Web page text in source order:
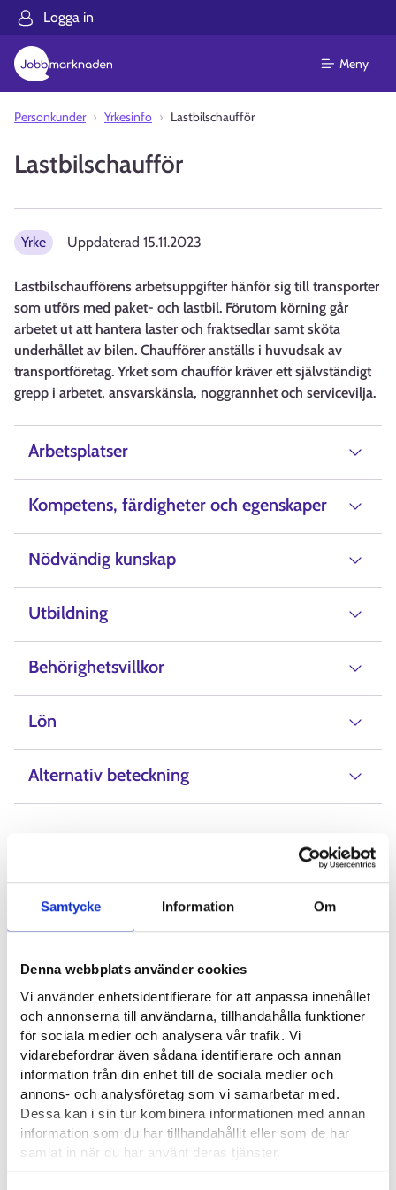
Samtycke Information Om
Denna webbplats använder cookies
Vi använder enhetsidentifierare för att anpassa innehållet
och annonserna till användarna, tillhandahålla funktioner
för sociala medier och analysera vår trafik. Vi
vidarebefordrar även sådana identifierare och annan
information från din enhet till de sociala medier och
annons- och analysföretag som vi samarbetar med.
Dessa kan i sin tur kombinera informationen med annan
information som du har tillhandahållit eller som de har
samlat in när du har använt deras tjänster.
Logga in
Meny
Personkunder Yrkesinfo Lastbilschaufför
Lastbilschaufför
Yrke Uppdaterad 15.11.2023
Lastbilschaufförens arbetsuppgifter hänför sig till transporter
som utförs med paket- och lastbil. Förutom körning går
arbetet ut att hantera laster och fraktsedlar samt sköta
underhållet av bilen. Chaufförer anställs i huvudsak av
transportföretag. Yrket som chaufför kräver ett självständigt
grepp i arbetet, ansvarskänsla, noggrannhet och servicevilja.
Arbetsplatser
Kompetens, färdigheter och egenskaper
Nödvändig kunskap
Utbildning
Behörighetsvillkor
Lön
Alternativ beteckning
Autoliikenteen Työnantajaliitto ry⁠
Suomen kuljetus ja logistiikka SKAL ry ⁠
Auto- ja Kuljetusalan Työntekijäliitto AKT ry⁠
Yrkesområde
Trafik och logistik
Intervjuer